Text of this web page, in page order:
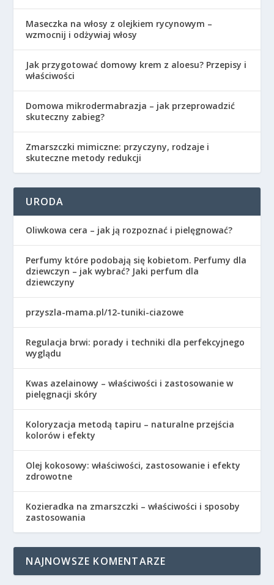
Maseczka na włosy z olejkiem rycynowym –
wzmocnij i odżywiaj włosy
Jak przygotować domowy krem z aloesu? Przepisy i
właściwości
Domowa mikrodermabrazja – jak przeprowadzić
skuteczny zabieg?
Zmarszczki mimiczne: przyczyny, rodzaje i
skuteczne metody redukcji
URODA
Oliwkowa cera – jak ją rozpoznać i pielęgnować?
Perfumy które podobają się kobietom. Perfumy dla
dziewczyn – jak wybrać? Jaki perfum dla
dziewczyny
przyszla-mama.pl/12-tuniki-ciazowe
Regulacja brwi: porady i techniki dla perfekcyjnego
wyglądu
Kwas azelainowy – właściwości i zastosowanie w
pielęgnacji skóry
Koloryzacja metodą tapiru – naturalne przejścia
kolorów i efekty
Olej kokosowy: właściwości, zastosowanie i efekty
zdrowotne
Kozieradka na zmarszczki – właściwości i sposoby
zastosowania
NAJNOWSZE KOMENTARZE